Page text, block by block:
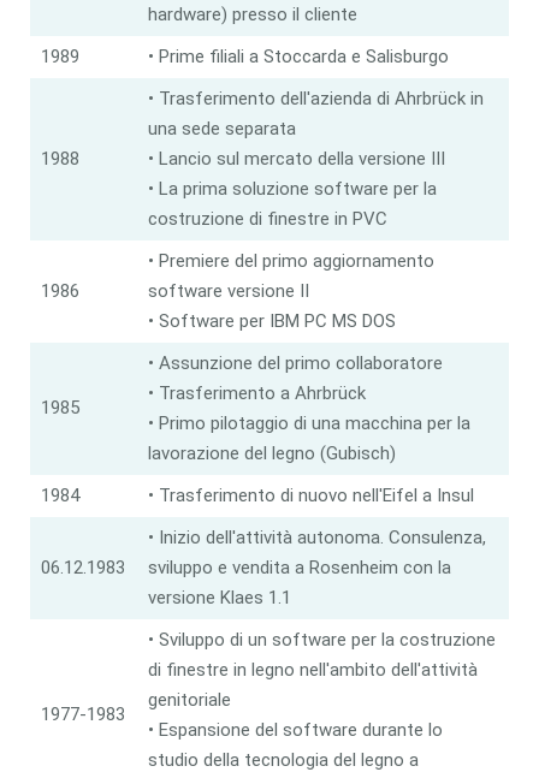
hardware) presso il cliente
1989
• Prime filiali a Stoccarda e Salisburgo
1988
• Trasferimento dell'azienda di Ahrbrück in
una sede separata
• Lancio sul mercato della versione III
• La prima soluzione software per la
costruzione di finestre in PVC
1986
• Premiere del primo aggiornamento
software versione II
• Software per IBM PC MS DOS
1985
• Assunzione del primo collaboratore
• Trasferimento a Ahrbrück
• Primo pilotaggio di una macchina per la
lavorazione del legno (Gubisch)
1984
• Trasferimento di nuovo nell'Eifel a Insul
06.12.1983
• Inizio dell'attività autonoma. Consulenza,
sviluppo e vendita a Rosenheim con la
versione Klaes 1.1
1977-1983
• Sviluppo di un software per la costruzione
di finestre in legno nell'ambito dell'attività
genitoriale
• Espansione del software durante lo
studio della tecnologia del legno a